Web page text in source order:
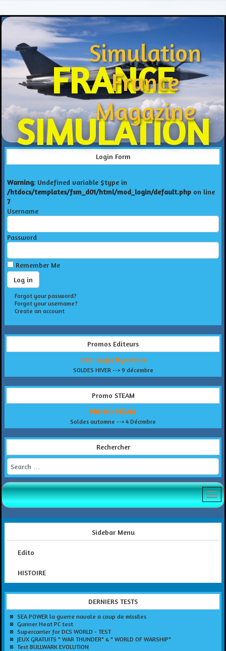
FRANCE
SIMULATION
Simulation
France
Magazine
Login Form
Warning: Undefined variable $type in
/htdocs/templates/fsm_d01/html/mod_login/default.php on line
7
Username
Password
Remember Me
Forgot your password?
Forgot your username?
Create an account
Promos Editeurs
DCS Eagle Dynamics
SOLDES HIVER --> 9 décembre
Promo STEAM
PROMO STEAM
Soldes automne --> 4 Décrmbre
Rechercher
Search
Sidebar Menu
Edito
HISTOIRE
DERNIERS TESTS
SEA POWER la guerre navale a coup de missiles
Gunner Heat PC test
Supercarrier for DCS WORLD - TEST
JEUX GRATUITS " WAR THUNDER" & " WORLD OF WARSHIP"
Test BULLWARK EVOLUTION